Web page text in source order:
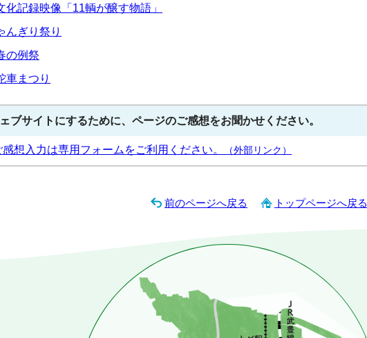
化記録映像「11輌が醸す物語」
ぎり祭り
の例祭
まつり
ブサイトにするために、ページのご感想をお聞かせください。
想入力は専用フォームをご利用ください。 （外部リンク）
前のページへ戻る トップページへ戻る